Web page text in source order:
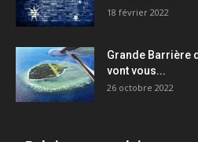
18 février 2022
Grande Barrière
vont vous...
26 octobre 2022